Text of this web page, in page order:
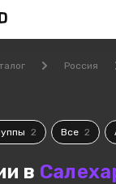
Россия
2 Все 2
в